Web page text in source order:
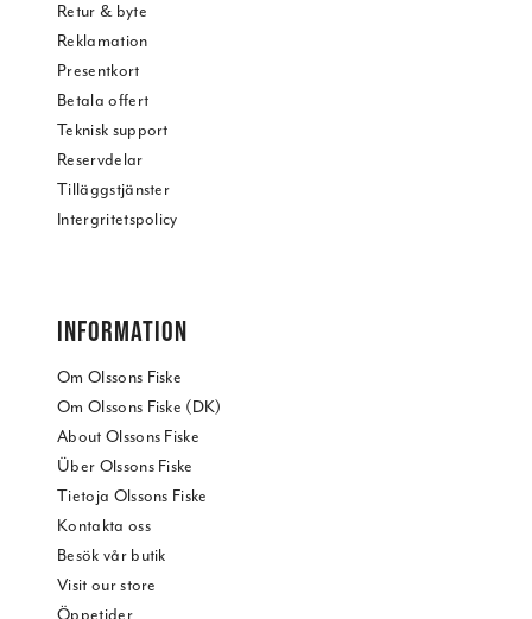
Retur & byte
Reklamation
Presentkort
Betala offert
Teknisk support
Reservdelar
Tilläggstjänster
Intergritetspolicy
INFORMATION
Om Olssons Fiske
Om Olssons Fiske (DK)
About Olssons Fiske
Über Olssons Fiske
Tietoja Olssons Fiske
Kontakta oss
Besök vår butik
Visit our store